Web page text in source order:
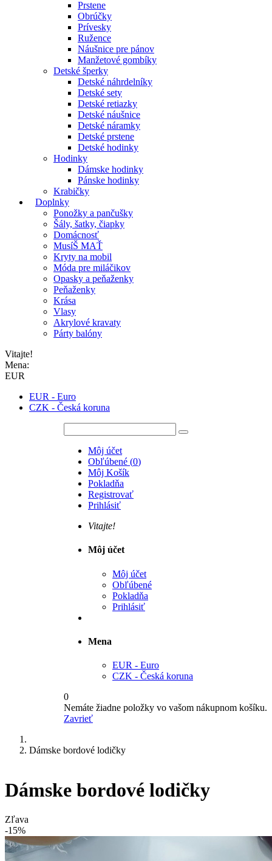
Prstene
Obrúčky
Prívesky
Ružence
Náušnice pre pánov
Manžetové gombíky
Detské šperky
Detské náhrdelníky
Detské sety
Detské retiazky
Detské náušnice
Detské náramky
Detské prstene
Detské hodinky
Hodinky
Dámske hodinky
Pánske hodinky
Krabičky
Doplnky
Ponožky a pančušky
Šály, šatky, čiapky
Domácnosť
MusíŠ MAŤ
Kryty na mobil
Móda pre miláčikov
Opasky a peňaženky
Peňaženky
Krása
Vlasy
Akrylové kravaty
Párty balóny
Vitajte!
Mena:
EUR
EUR - Euro
CZK - Česká koruna
Môj účet
Obľúbené (0)
Môj Košík
Pokladňa
Registrovať
Prihlásiť
Vitajte!
Môj účet
Môj účet
Obľúbené
Pokladňa
Prihlásiť
Mena
EUR - Euro
CZK - Česká koruna
0
Nemáte žiadne položky vo vašom nákupnom košíku.
Zavrieť
Dámske bordové lodičky
Dámske bordové lodičky
Zľava
-15%